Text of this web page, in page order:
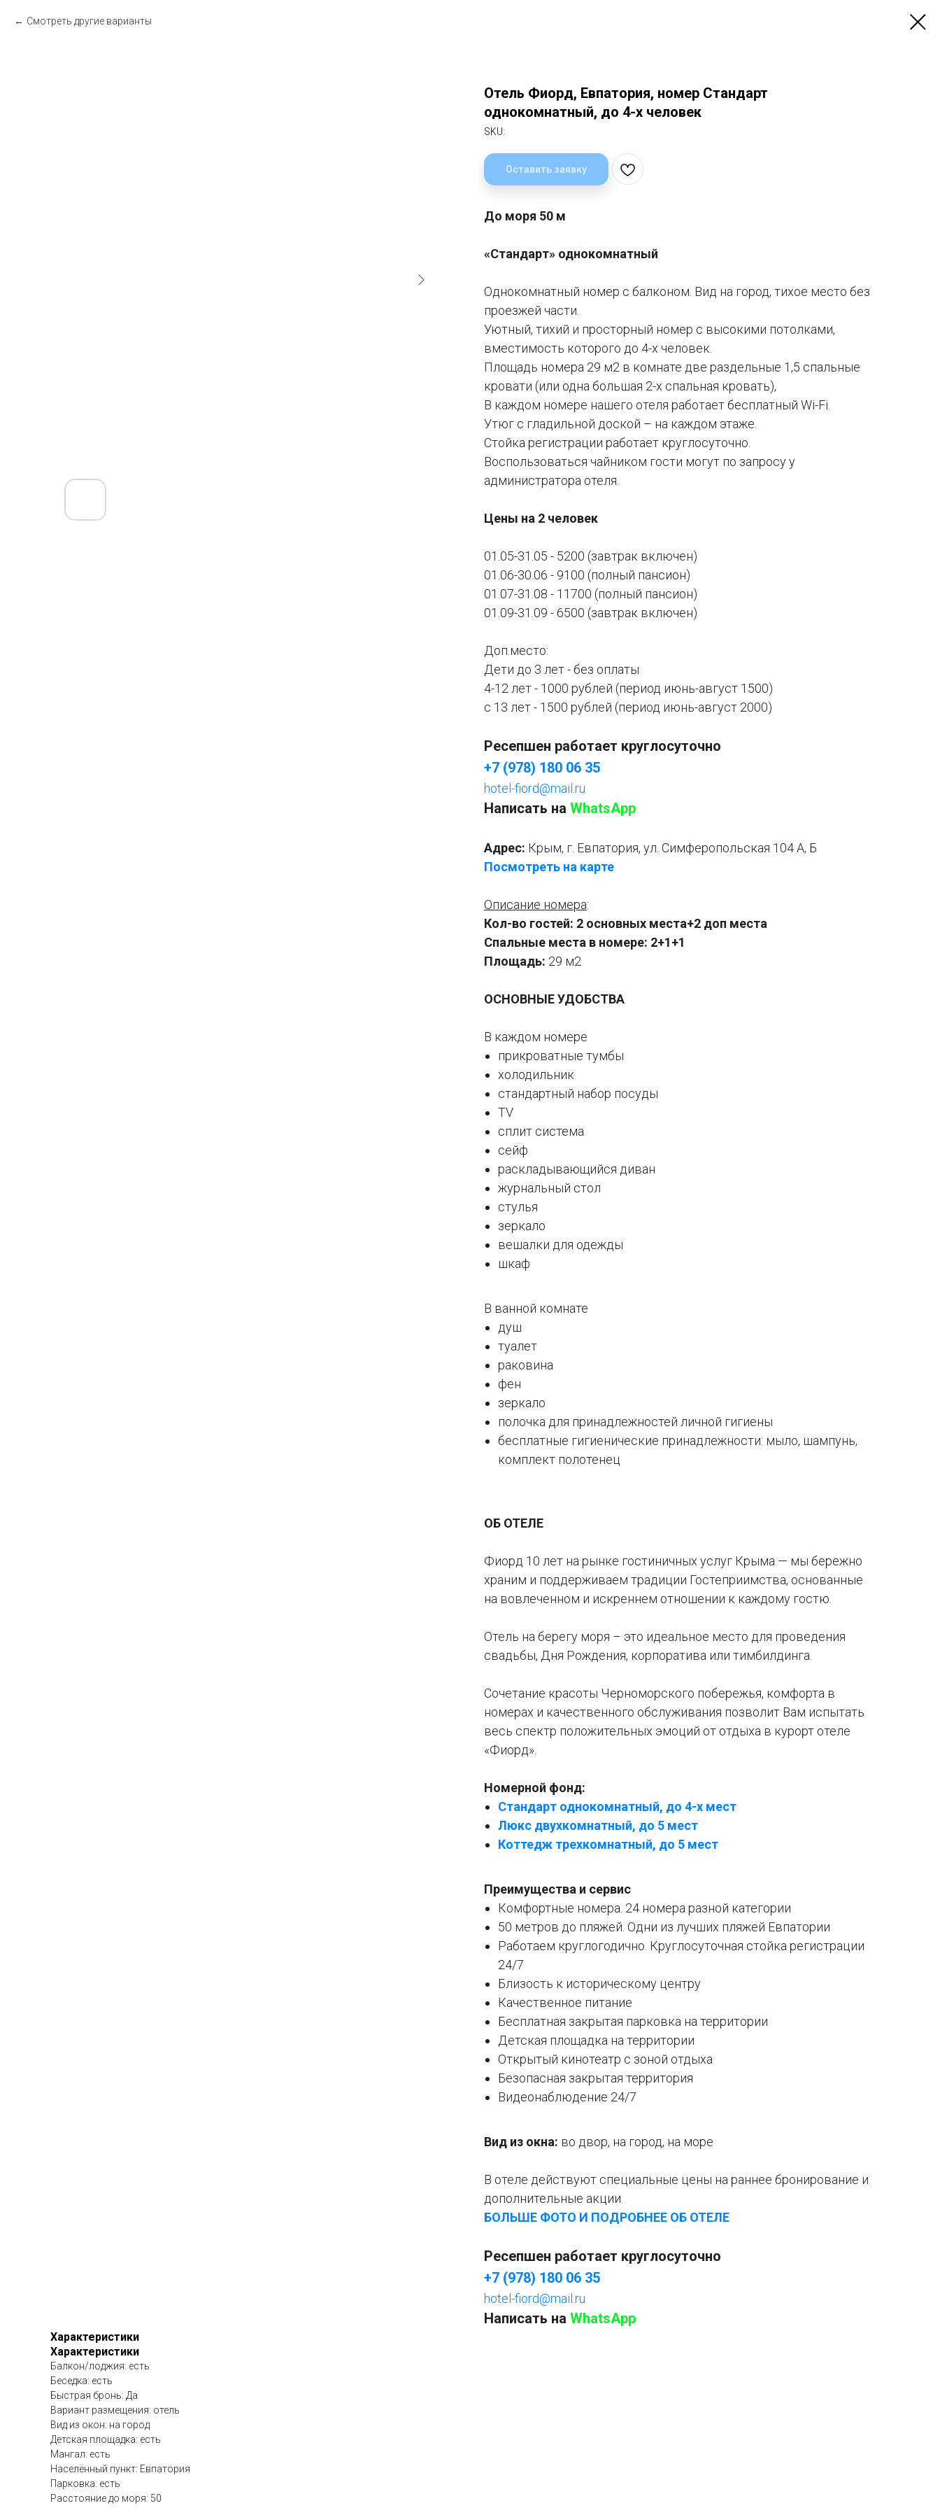
Смотреть другие варианты
Отель Фиорд, Евпатория, номер Стандарт
однокомнатный, до 4-х человек
SKU:
Оставить заявку
До моря 50 м
«Стандарт» однокомнатный
Однокомнатный номер с балконом. Вид на город, тихое место без
проезжей части.
Уютный, тихий и просторный номер с высокими потолками,
вместимость которого до 4-х человек.
Площадь номера 29 м2 в комнате две раздельные 1,5 спальные
кровати (или одна большая 2-х спальная кровать),
В каждом номере нашего отеля работает бесплатный Wi-Fi.
Утюг с гладильной доской – на каждом этаже.
Стойка регистрации работает круглосуточно.
Воспользоваться чайником гости могут по запросу у
администратора отеля.
Цены на 2 человек
01.05-31.05 - 5200 (завтрак включен)
01.06-30.06 - 9100 (полный пансион)
01.07-31.08 - 11700 (полный пансион)
01.09-31.09 - 6500 (завтрак включен)
Доп.место:
Дети до 3 лет - без оплаты
4-12 лет - 1000 рублей (период июнь-август 1500)
с 13 лет - 1500 рублей (период июнь-август 2000)
Ресепшен работает круглосуточно
+7 (978) 180 06 35
hotel-fiord@mail.ru
Написать на WhatsApp
Адрес: Крым, г. Евпатория, ул. Симферопольская 104 А, Б
Посмотреть на карте
Описание номера:
Кол-во гостей: 2 основных места+2 доп места
Спальные места в номере: 2+1+1
Площадь: 29 м2
ОСНОВНЫЕ УДОБСТВА
В каждом номере
прикроватные тумбы
холодильник
стандартный набор посуды
TV
сплит система
сейф
раскладывающийся диван
журнальный стол
стулья
зеркало
вешалки для одежды
шкаф
В ванной комнате
душ
туалет
раковина
фен
зеркало
полочка для принадлежностей личной гигиены
бесплатные гигиенические принадлежности: мыло, шампунь,
комплект полотенец
ОБ ОТЕЛЕ
Фиорд 10 лет на рынке гостиничных услуг Крыма — мы бережно
храним и поддерживаем традиции Гостеприимства, основанные
на вовлеченном и искреннем отношении к каждому гостю.
Отель на берегу моря – это идеальное место для проведения
свадьбы, Дня Рождения, корпоратива или тимбилдинга.
Сочетание красоты Черноморского побережья, комфорта в
номерах и качественного обслуживания позволит Вам испытать
весь спектр положительных эмоций от отдыха в курорт отеле
«Фиорд».
Номерной фонд:
Стандарт однокомнатный, до 4-х мест
Люкс двухкомнатный, до 5 мест
Коттедж трехкомнатный, до 5 мест
Преимущества и сервис
Комфортные номера. 24 номера разной категории
50 метров до пляжей. Одни из лучших пляжей Евпатории
Работаем круглогодично. Круглосуточная стойка регистрации
24/7
Близость к историческому центру
Качественное питание
Бесплатная закрытая парковка на территории
Детская площадка на территории
Открытый кинотеатр с зоной отдыха
Безопасная закрытая территория
Видеонаблюдение 24/7
Вид из окна: во двор, на город, на море
В отеле действуют специальные цены на раннее бронирование и
дополнительные акции.
БОЛЬШЕ ФОТО И ПОДРОБНЕЕ ОБ ОТЕЛЕ
Ресепшен работает круглосуточно
+7 (978) 180 06 35
hotel-fiord@mail.ru
Написать на WhatsApp
Характеристики
Характеристики
Балкон/лоджия: есть
Беседка: есть
Быстрая бронь: Да
Вариант размещения: отель
Вид из окон: на город
Детская площадка: есть
Мангал: есть
Населённый пункт: Евпатория
Парковка: есть
Расстояние до моря: 50